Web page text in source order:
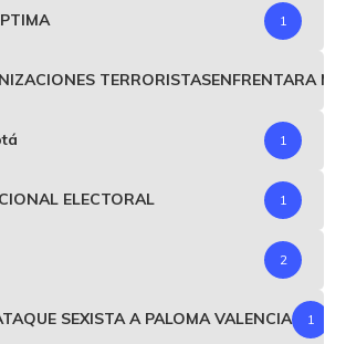
1
TERRORISTASENFRENTARA
1
ELECTORAL 1
2
SEXISTA A PALOMA VALENCIA 1